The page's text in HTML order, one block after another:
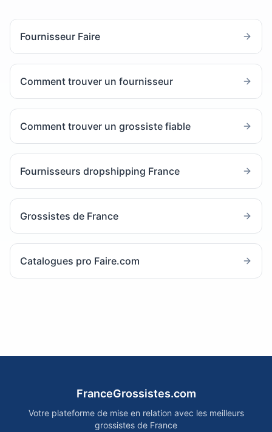
Fournisseur Faire
Comment trouver un fournisseur
Comment trouver un grossiste fiable
Fournisseurs dropshipping France
Grossistes de France
Catalogues pro Faire.com
FranceGrossistes.com
Votre plateforme de mise en relation avec les meilleurs
grossistes de France